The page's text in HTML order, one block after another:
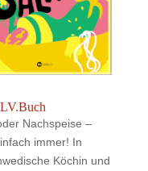
Nachspeise –
immer! In
Köchin und